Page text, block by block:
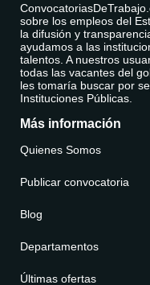
sobre los empleos del
la difusión y
ayudamos a las
talentos. A nuestros
todas las vacantes del
les tomaría buscar por
Instituciones Públicas.
Más información
Quienes Somos
Publicar convocatoria
Blog
Departamentos
Últimas ofertas